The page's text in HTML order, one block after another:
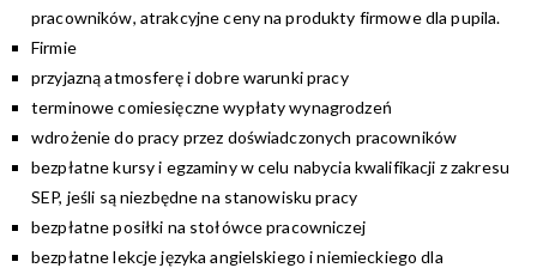
pracowników, atrakcyjne ceny na produkty firmowe dla pupila.
Firmie
przyjazną atmosferę i dobre warunki pracy
terminowe comiesięczne wypłaty wynagrodzeń
wdrożenie do pracy przez doświadczonych pracowników
bezpłatne kursy i egzaminy w celu nabycia kwalifikacji z zakresu
SEP, jeśli są niezbędne na stanowisku pracy
bezpłatne posiłki na stołówce pracowniczej
bezpłatne lekcje języka angielskiego i niemieckiego dla